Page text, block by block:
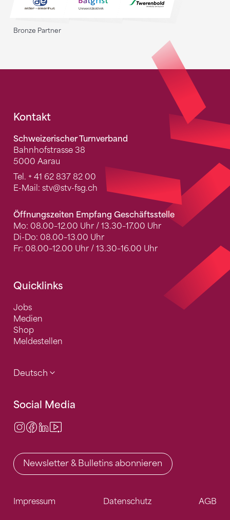
Bronze Partner
Fusszeile
Kontakt
Schweizerischer Turnverband
Bahnhofstrasse 38
5000 Aarau
Tel. + 41 62 837 82 00
E-Mail: stv@stv-fsg.ch
Öffnungszeiten Empfang Geschäftsstelle
Mo: 08.00–12.00 Uhr / 13.30–17.00 Uhr
Di-Do: 08.00–13.00 Uhr
Fr: 08.00–12.00 Uhr / 13.30–16.00 Uhr
Quicklinks
Jobs
Medien
Shop
Meldestellen
Deutsch
Social Media
Instagram
Facebook
LinkedIn
Newsletter & Bulletins abonnieren
Impressum Datenschutz AGB